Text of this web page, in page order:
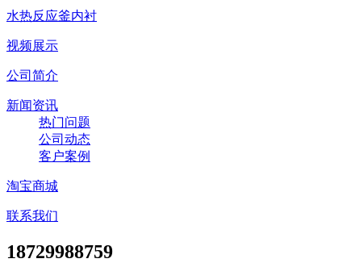
水热反应釜内衬
视频展示
公司简介
新闻资讯
热门问题
公司动态
客户案例
淘宝商城
联系我们
18729988759